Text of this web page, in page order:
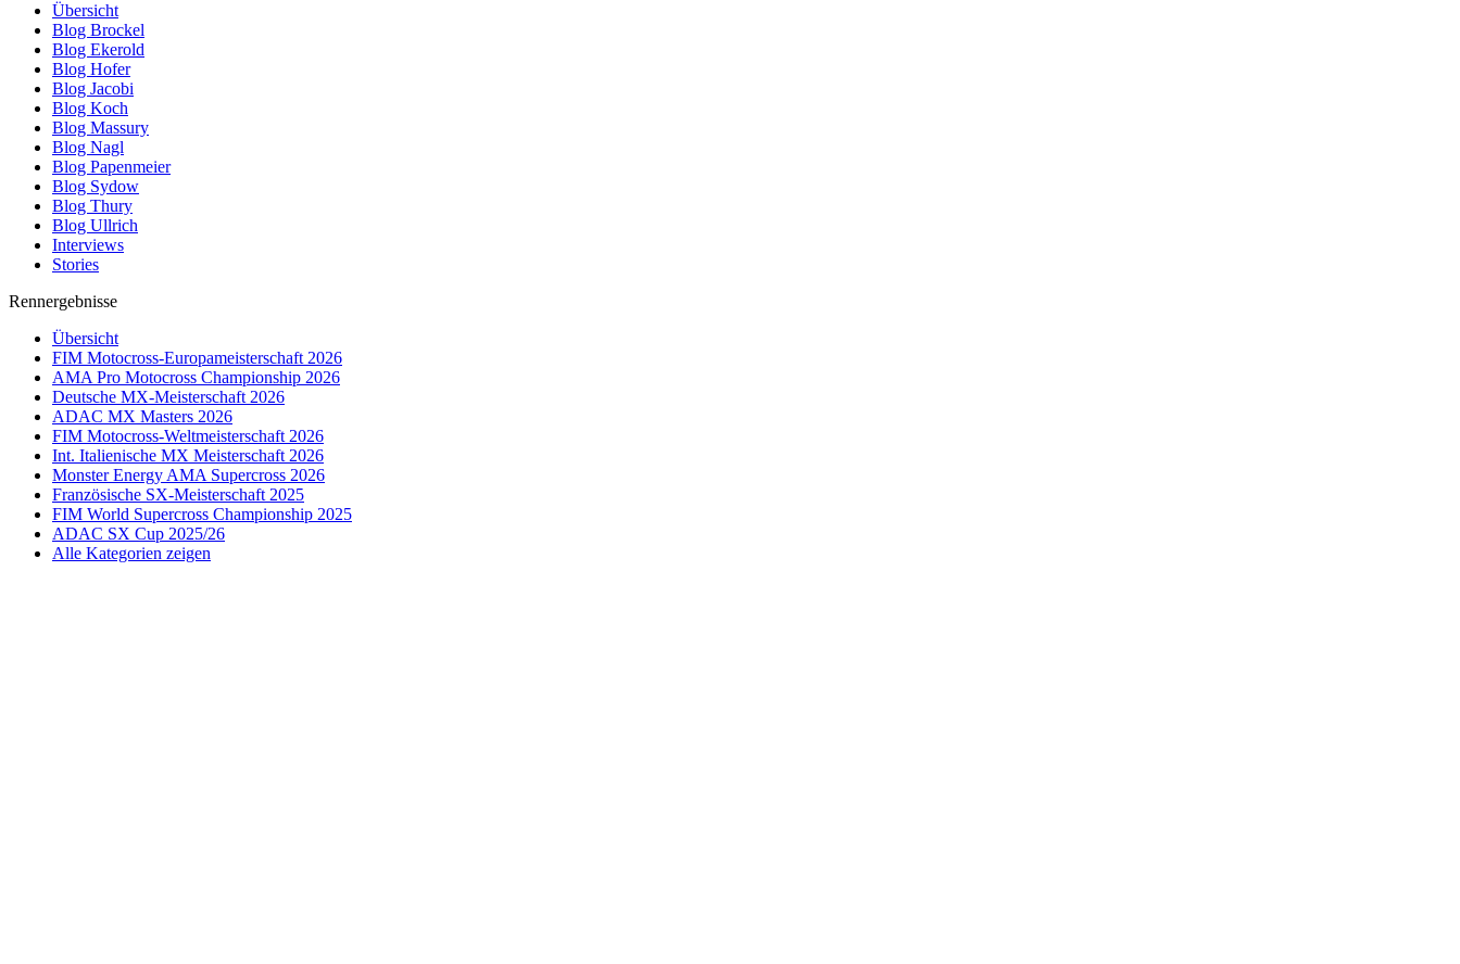
Übersicht
Blog Brockel
Blog Ekerold
Blog Hofer
Blog Jacobi
Blog Koch
Blog Massury
Blog Nagl
Blog Papenmeier
Blog Sydow
Blog Thury
Blog Ullrich
Interviews
Stories
Rennergebnisse
Übersicht
FIM Motocross-Europameisterschaft 2026
AMA Pro Motocross Championship 2026
Deutsche MX-Meisterschaft 2026
ADAC MX Masters 2026
FIM Motocross-Weltmeisterschaft 2026
Int. Italienische MX Meisterschaft 2026
Monster Energy AMA Supercross 2026
Französische SX-Meisterschaft 2025
FIM World Supercross Championship 2025
ADAC SX Cup 2025/26
Alle Kategorien zeigen